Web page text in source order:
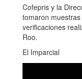
Cofepris y la
tomaron
verificaciones
Roo.
El Imparcial